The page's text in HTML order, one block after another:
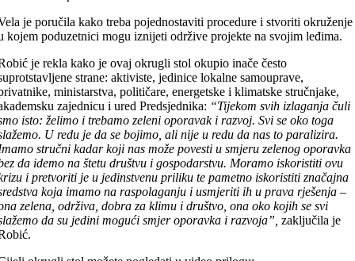
je poručila kako treba pojednostaviti procedure i stvoriti okruženje
kojem poduzetnici mogu iznijeti održive projekte na svojim leđima.
je rekla kako je ovaj okrugli stol okupio inače često
strane: aktiviste, jedinice lokalne samouprave,
ministarstva, političare, energetske i klimatske stručnjake,
zajednicu i ured Predsjednika: “Tijekom svih izlaganja čuli
isto: želimo i trebamo zeleni oporavak i razvoj. Svi se oko toga
U redu je da se bojimo, ali nije u redu da nas to paralizira.
stručni kadar koji nas može povesti u smjeru zelenog oporavka
da idemo na štetu društvu i gospodarstvu. Moramo iskoristiti ovu
i pretvoriti je u jedinstvenu priliku te pametno iskoristiti značajna
koja imamo na raspolaganju i usmjeriti ih u prava rješenja –
zelena, održiva, dobra za klimu i društvo, ona oko kojih se svi
da su jedini mogući smjer oporavka i razvoja”, zaključila je